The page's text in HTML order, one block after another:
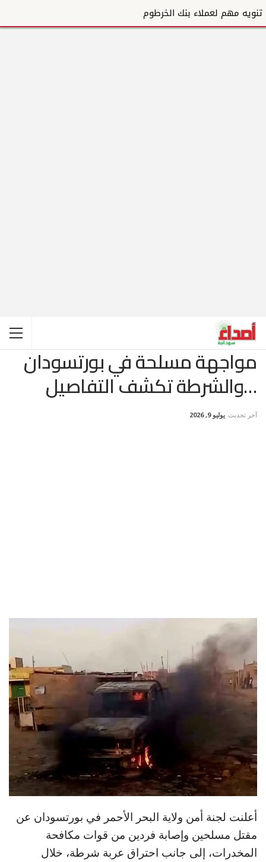
تنويه مهم لعملاء بنك الخرطوم
مواجهة مسلحة في بورتسودان
…والشرطة تكشف التفاصيل
آخر تحديث يوليو 9, 2026
أعلنت لجنة أمن ولاية البحر الأحمر في بورتسودان عن
مقتل مسلحين وإصابة فردين من قوات مكافحة
المخدرات، إلى جانب احتراق عربة شرطة، خلال